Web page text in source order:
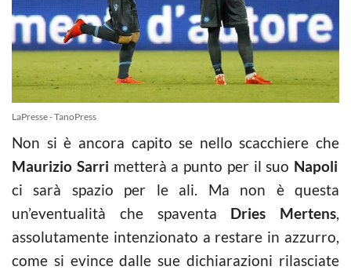
LaPresse - TanoPress
Non si è ancora capito se nello scacchiere che
Maurizio Sarri metterà a punto per il suo Napoli
ci sarà spazio per le ali. Ma non è questa
un’eventualità che spaventa Dries Mertens,
assolutamente intenzionato a restare in azzurro,
come si evince dalle sue dichiarazioni rilasciate